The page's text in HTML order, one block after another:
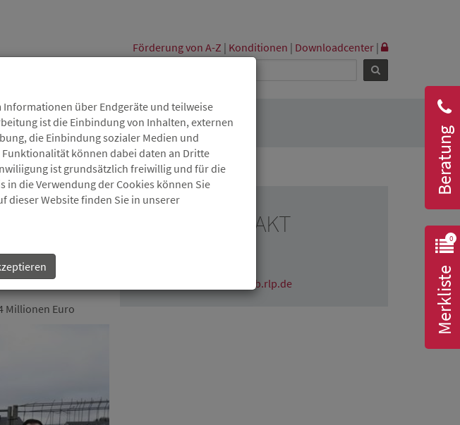
Förderung von A-Z | Konditionen | Downloadcenter |
Beratung
0
Merkliste
Millionen Euro
PRESSEKONTAKT
claudia.wichmann@isb.rlp.de
über Endgeräte und teilweise
ist die Einbindung von Inhalten, externen
die Einbindung sozialer Medien und
können dabei daten an Dritte
ist grundsätzlich freiwillig und für die
die Verwendung der Cookies können Sie
dieser Website finden Sie in unserer